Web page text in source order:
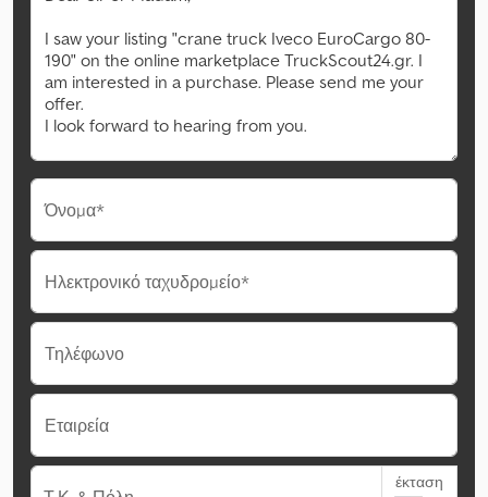
Όνομα*
Ηλεκτρονικό ταχυδρομείο*
Τηλέφωνο
Εταιρεία
έκταση